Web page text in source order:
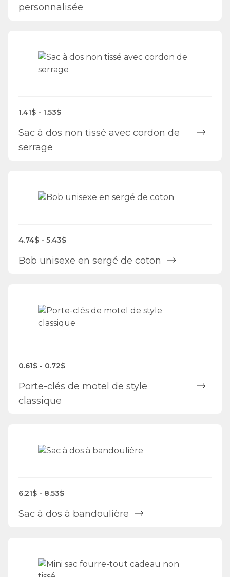
personnalisée
1.41$ - 1.53$
Sac à dos non tissé avec cordon de
serrage
4.74$ - 5.43$
Bob unisexe en sergé de coton
0.61$ - 0.72$
Porte-clés de motel de style
classique
6.21$ - 8.53$
Sac à dos à bandoulière